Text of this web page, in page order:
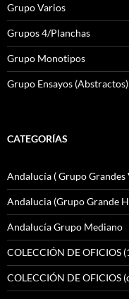
Grupo Varios
Grupos 4/Planchas
Grupo Monotipos
Grupo Ensayos (Abstractos)
CATEGORÍAS
Andalucía ( Grupo Grandes
Andalucia (Grupo Grande
Andalucía Grupo Mediano
COLECCIÓN DE OFICIOS
COLECCIÓN DE OFICIOS